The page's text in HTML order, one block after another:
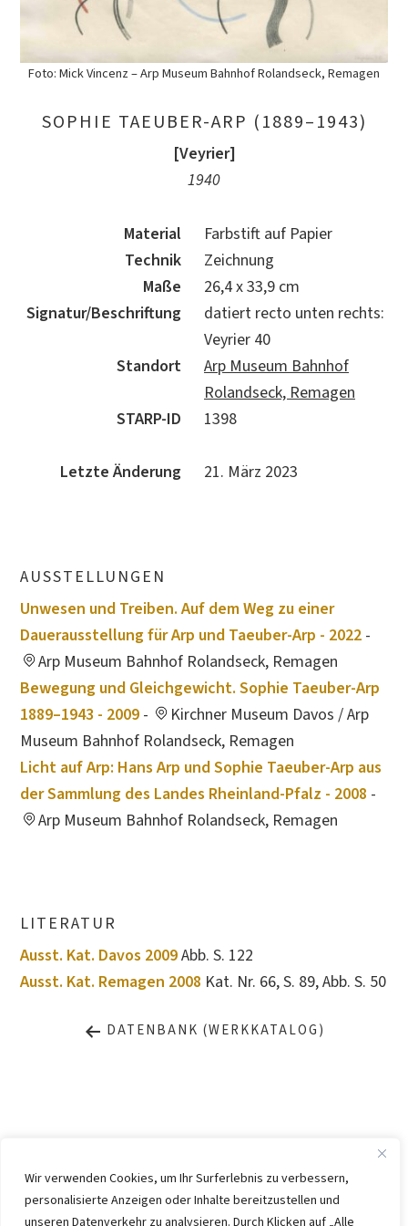
Wir verwenden Cookies, um Ihr Surferlebnis zu verbessern,
personalisierte Anzeigen oder Inhalte bereitzustellen und
unseren Datenverkehr zu analysieren. Durch Klicken auf „Alle
Foto: Mick Vincenz – Arp Museum Bahnhof Rolandseck, Remagen
SOPHIE TAEUBER-ARP (1889–1943)
[Veyrier]
1940
Material
Farbstift auf Papier
Technik
Zeichnung
Maße
26,4 x 33,9 cm
Signatur/Beschriftung
datiert recto unten rechts:
Veyrier 40
Standort
Arp Museum Bahnhof
Rolandseck, Remagen
STARP-ID
1398
Letzte Änderung 21. März 2023
AUSSTELLUNGEN
Unwesen und Treiben. Auf dem Weg zu einer
Dauerausstellung für Arp und Taeuber-Arp - 2022 -
Arp Museum Bahnhof Rolandseck, Remagen
Bewegung und Gleichgewicht. Sophie Taeuber-Arp
1889–1943 - 2009 -
Kirchner Museum Davos / Arp
Museum Bahnhof Rolandseck, Remagen
Licht auf Arp: Hans Arp und Sophie Taeuber-Arp aus
der Sammlung des Landes Rheinland-Pfalz - 2008 -
Arp Museum Bahnhof Rolandseck, Remagen
LITERATUR
Ausst. Kat. Davos 2009Abb. S. 122
Ausst. Kat. Remagen 2008 Kat. Nr. 66, S. 89, Abb. S. 50
DATENBANK (WERKKATALOG)
IMPRESSUM DATENSCHUTZ